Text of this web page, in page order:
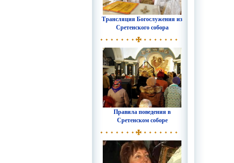
Трансляция Богослужения из
Сретенского собора
Правила поведения в
Сретенском соборе